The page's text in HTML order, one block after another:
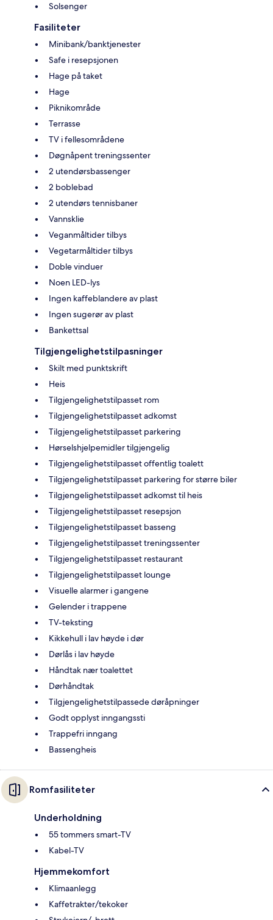
Solsenger
Fasiliteter
Minibank/banktjenester
Safe i resepsjonen
Hage på taket
Hage
Piknikområde
Terrasse
TV i fellesområdene
Døgnåpent treningssenter
2 utendørsbassenger
2 boblebad
2 utendørs tennisbaner
Vannsklie
Veganmåltider tilbys
Vegetarmåltider tilbys
Doble vinduer
Noen LED-lys
Ingen kaffeblandere av plast
Ingen sugerør av plast
Bankettsal
Tilgjengelighetstilpasninger
Skilt med punktskrift
Heis
Tilgjengelighetstilpasset rom
Tilgjengelighetstilpasset adkomst
Tilgjengelighetstilpasset parkering
Hørselshjelpemidler tilgjengelig
Tilgjengelighetstilpasset offentlig toalett
Tilgjengelighetstilpasset parkering for større biler
Tilgjengelighetstilpasset adkomst til heis
Tilgjengelighetstilpasset resepsjon
Tilgjengelighetstilpasset basseng
Tilgjengelighetstilpasset treningssenter
Tilgjengelighetstilpasset restaurant
Tilgjengelighetstilpasset lounge
Visuelle alarmer i gangene
Gelender i trappene
TV-teksting
Kikkehull i lav høyde i dør
Dørlås i lav høyde
Håndtak nær toalettet
Dørhåndtak
Tilgjengelighetstilpassede døråpninger
Godt opplyst inngangssti
Trappefri inngang
Bassengheis
Romfasiliteter
Underholdning
55 tommers smart-TV
Kabel-TV
Hjemmekomfort
Klimaanlegg
Kaffetrakter/tekoker